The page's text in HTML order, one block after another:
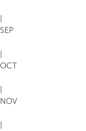
SEP
OCT
NOV